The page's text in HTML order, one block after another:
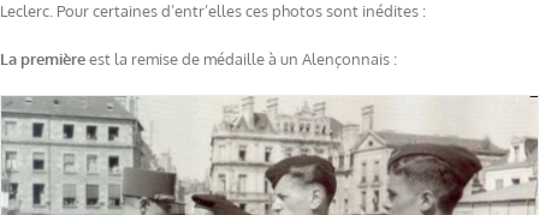
Leclerc. Pour certaines d’entr’elles ces photos sont inédites :
La premièreest la remise de médaille à un Alençonnais :